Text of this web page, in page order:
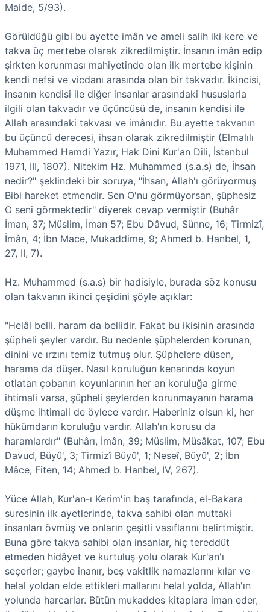
Maide, 5/93).
Görüldüğü gibi bu ayette imân ve ameli salih iki kere ve
takva üç mertebe olarak zikredilmiştir. İnsanın imân edip
şirkten korunması mahiyetinde olan ilk mertebe kişinin
kendi nefsi ve vicdanı arasında olan bir takvadır. İkincisi,
insanın kendisi ile diğer insanlar arasındaki hususlarla
ilgili olan takvadır ve üçüncüsü de, insanın kendisi ile
Allah arasındaki takvası ve imânıdır. Bu ayette takvanın
bu üçüncü derecesi, ihsan olarak zikredilmiştir (Elmalılı
Muhammed Hamdi Yazır, Hak Dini Kur'an Dili, İstanbul
1971, III, 1807). Nitekim Hz. Muhammed (s.a.s) de, İhsan
nedir?" şeklindeki bir soruya, "İhsan, Allah'ı görüyormuş
Bibi hareket etmendir. Sen O'nu görmüyorsan, şüphesiz
O seni görmektedir" diyerek cevap vermiştir (Buhâr
İman, 37; Müslim, İman 57; Ebu Dâvud, Sünne, 16; Tirmizî,
İmân, 4; İbn Mace, Mukaddime, 9; Ahmed b. Hanbel, 1,
27, II, 7).
Hz. Muhammed (s.a.s) bir hadisiyle, burada söz konusu
olan takvanın ikinci çeşidini şöyle açıklar:
"Helâl belli. haram da bellidir. Fakat bu ikisinin arasında
şüpheli şeyler vardır. Bu nedenle şüphelerden korunan,
dinini ve ırzını temiz tutmuş olur. Şüphelere düsen,
harama da düşer. Nasıl koruluğun kenarında koyun
otlatan çobanın koyunlarının her an koruluğa girme
ihtimali varsa, şüpheli şeylerden korunmayanın harama
düşme ihtimali de öylece vardır. Haberiniz olsun ki, her
hükümdarın koruluğu vardır. Allah'ın korusu da
haramlardır" (Buhârı, İmân, 39; Müslim, Müsâkat, 107; Ebu
Davud, Büyû', 3; Tirmizî Büyû', 1; Neseî, Büyû', 2; İbn
Mâce, Fiten, 14; Ahmed b. Hanbel, IV, 267).
Yüce Allah, Kur'an-ı Kerim'in baş tarafında, el-Bakara
suresinin ilk ayetlerinde, takva sahibi olan muttaki
insanları övmüş ve onların çeşitli vasıflarını belirtmiştir.
Buna göre takva sahibi olan insanlar, hiç tereddüt
etmeden hidâyet ve kurtuluş yolu olarak Kur'an'ı
seçerler; gaybe inanır, beş vakitlik namazlarını kılar ve
helal yoldan elde ettikleri mallarını helal yolda, Allah'ın
yolunda harcarlar. Bütün mukaddes kitaplara iman eder,